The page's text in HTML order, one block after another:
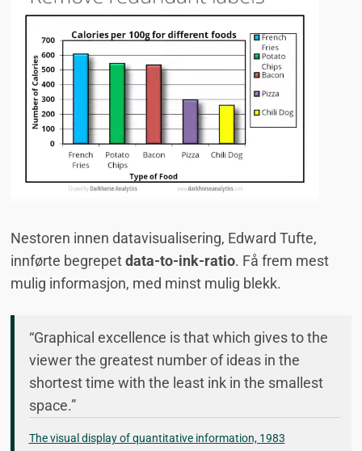
Nestoren innen datavisualisering, Edward Tufte,
innførte begrepet data-to-ink-ratio. Få frem mest
mulig informasjon, med minst mulig blekk.
“Graphical excellence is that which gives to the
viewer the greatest number of ideas in the
shortest time with the least ink in the smallest
space.”
The visual display of quantitative information, 1983